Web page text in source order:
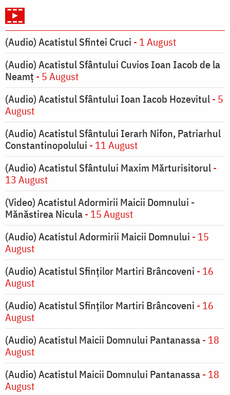
(Audio) Acatistul Sfintei Cruci - 1 August
(Audio) Acatistul Sfântului Cuvios Ioan Iacob de la
Neamț - 5 August
(Audio) Acatistul Sfântului Ioan Iacob Hozevitul- 5
August
(Audio) Acatistul Sfântului Ierarh Nifon, Patriarhul
Constantinopolului - 11 August
(Audio) Acatistul Sfântului Maxim Mărturisitorul-
13 August
(Video) Acatistul Adormirii Maicii Domnului -
Mănăstirea Nicula- 15 August
(Audio) Acatistul Adormirii Maicii Domnului - 15
August
(Audio) Acatistul Sfinților Martiri Brâncoveni - 16
August
(Audio) Acatistul Sfinților Martiri Brâncoveni - 16
August
(Audio) Acatistul Maicii Domnului Pantanassa- 18
August
(Audio) Acatistul Maicii Domnului Pantanassa- 18
August